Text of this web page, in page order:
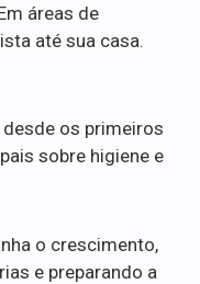
áreas de
até sua casa.
os primeiros
sobre higiene e
o crescimento,
e preparando a